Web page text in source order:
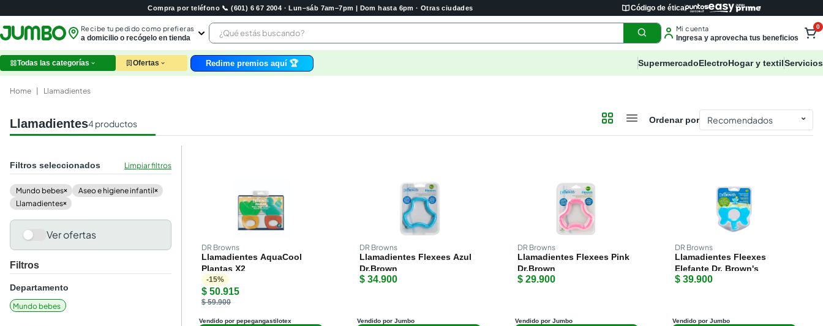
Compra por teléfono 📞 (601) 6 67 2004 · Lun–sáb 7am–7pm | Dom hasta 6pm · Otras ciudades Código de ética
Recibe tu pedido como prefieras
a domicilio o recógelo en tienda
¿Qué estás buscando?
leche
carne
Mi cuenta
Ingresa y aprovecha tus beneficios
0
Todas las categorías Ofertas Redime premios aquí 🏆 SupermercadoElectroHogar y textilServicios
Home Llamadientes
Llamadientes4 productos Ordenar por ⌄
Filtros seleccionados Limpiar filtros
mundo bebes× aseo e higiene infantil×
llamadientes×
Ver ofertas
Filtros
Departamento
Mundo bebes
DR Browns
Llamadientes AquaCool
Plantas X2
-15%
$ 50.915
$ 59.900
Vendido por pepegangastilotex
DR Browns
Llamadientes Flexees Azul
Dr.Brown
$ 34.900
Vendido por Jumbo
DR Browns
Llamadientes Flexees Pink
Dr.Brown
$ 29.900
Vendido por Jumbo
DR Browns
Llamadientes Fleexes
Elefante Dr. Brown's
$ 39.900
Vendido por Jumbo